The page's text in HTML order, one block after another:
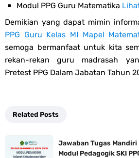
Modul PPG Guru Matematika
Demikian yang dapat mimin
PPG Guru Kelas MI Mapel
semoga bermanfaat untuk kita
rekan-rekan guru madrasah
Pretest PPG Dalam Jabatan Tahun
Related Posts
Jawaban Tugas Mandiri
Modul Pedagogik SKI